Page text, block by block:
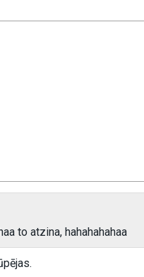
to atzina, hahahahahaa